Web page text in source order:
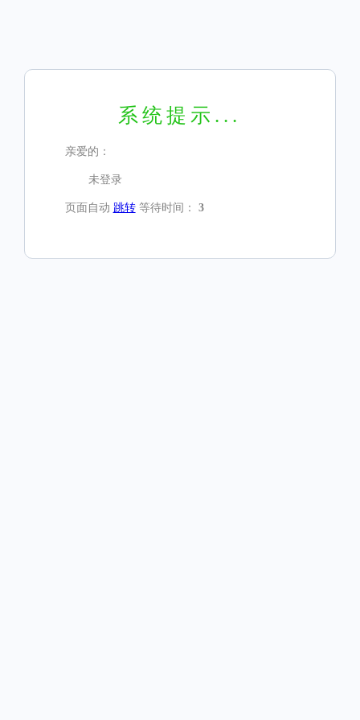
系统提示...
亲爱的：
未登录
页面自动 跳转等待时间： 3